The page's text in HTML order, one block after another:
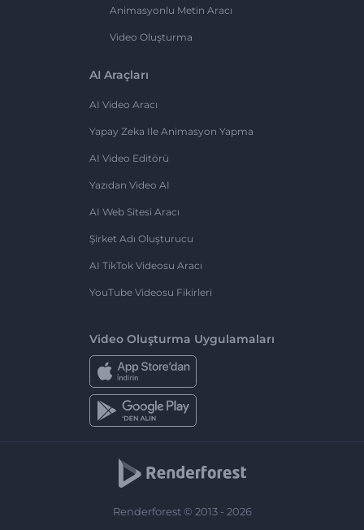
Animasyonlu Metin Aracı
Video Oluşturma
AI Araçları
AI Video Aracı
Yapay Zeka Ile Animasyon Yapma
AI Video Editörü
Yazıdan Video AI
AI Web Sitesi Aracı
Şirket Adı Oluşturucu
AI TikTok Videosu Aracı
YouTube Videosu Fikirleri
Video Oluşturma Uygulamaları
Renderforest © 2013 - 2026